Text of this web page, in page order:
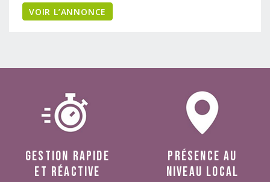
VOIR L’ANNONCE
Gestion rapide
et réactive
présence au
niveau local